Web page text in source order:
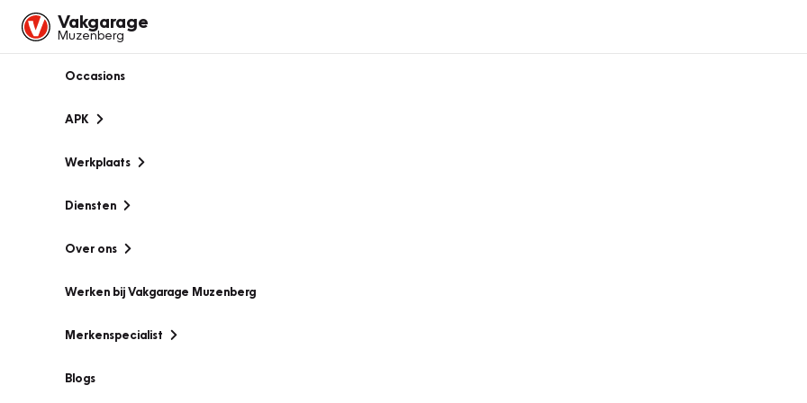
Vakgarage
Muzenberg
Occasions
APK
Werkplaats
Diensten
Over ons
Werken bij Vakgarage Muzenberg
Merkenspecialist
Blogs